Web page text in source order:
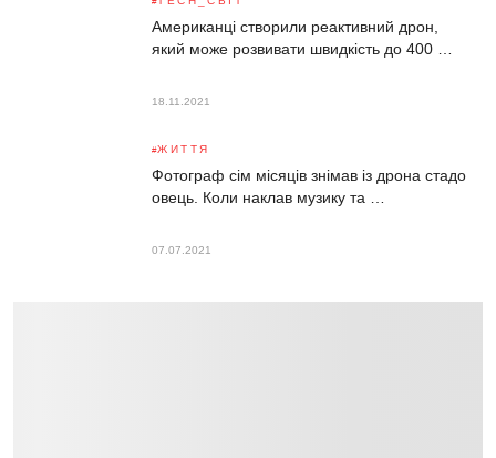
Американці створили реактивний дрон,
який може розвивати швидкість до 400 …
18.11.2021
ЖИТТЯ
Фотограф сім місяців знімав із дрона стадо
овець. Коли наклав музику та …
07.07.2021